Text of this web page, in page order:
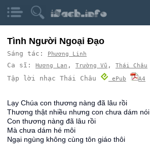
Tình Người Ngoại Đạo
Sáng tác: Phương Linh
Ca sĩ: Hương Lan , Trường Vũ , Thái Châu
Tập lời nhạc Thái Châu ePub A4
Lạy Chúa con thương nàng đã lâu rồi
Thương thật nhiều nhưng con chưa dám nói
Con thương nàng đã lâu rồi
Mà chưa dám hé môi
Ngại ngùng không cùng tôn giáo thôi